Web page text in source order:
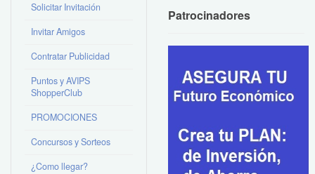
Solicitar Invitación
Invitar Amigos
Contratar Publicidad
Puntos y AVIPS
ShopperClub
PROMOCIONES
Concursos y Sorteos
¿Como llegar?
Patrocinadores